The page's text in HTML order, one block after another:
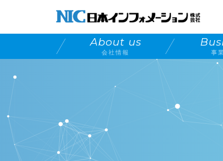
About us
会社情報 事